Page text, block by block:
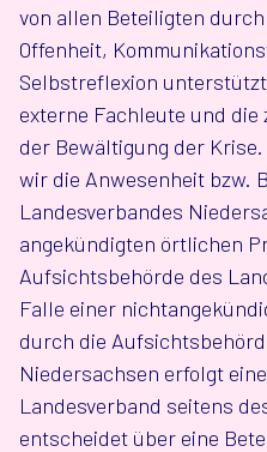
von allen Beteiligten
Offenheit,
Selbstreflexion
externe Fachleute und
der Bewältigung der
wir die Anwesenheit bzw.
Landesverbandes
angekündigten örtlichen
Aufsichtsbehörde des
Falle einer
durch die
Niedersachsen erfolgt
Landesverband seitens
entscheidet über eine